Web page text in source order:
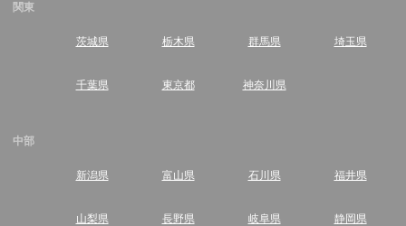
関東
茨城県 栃木県 群馬県 埼玉県
千葉県 東京都 神奈川県
中部
新潟県 富山県 石川県 福井県
山梨県 長野県 岐阜県 静岡県